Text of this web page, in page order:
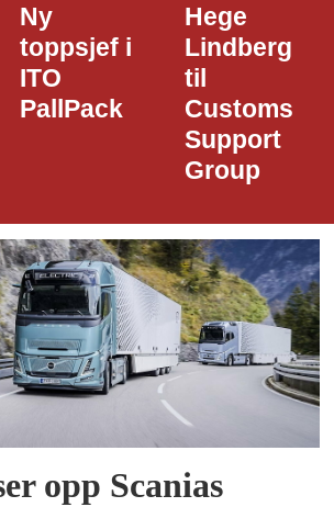
Ny
toppsjef i
ITO
PallPack
Hege
Lindberg
til
Customs
Support
Group
opp Scanias